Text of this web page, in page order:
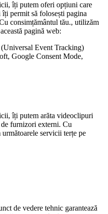
îți putem oferi opțiuni care
îți permit să folosești pagina
consimțământul tău., utilizăm
pagină web:
Event Tracking)
Google Consent Mode,
îți putem arăta videoclipuri
furnizori externi. Cu
servicii terțe pe
de vedere tehnic garantează